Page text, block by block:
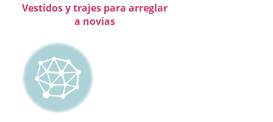
Vestidos y trajes para arreglar
a novias